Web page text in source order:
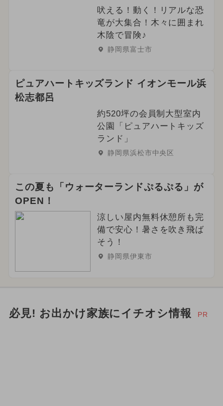
吠える！動く！リアルな恐
竜が大集合！木々に囲まれ
木陰で冒険♪
静岡県富士市
ピュアハートキッズランド イオンモール浜
松志都呂
約520坪の会員制大型室内
公園「ピュアハートキッズ
ランド」
静岡県浜松市中央区
この夏も「ウォーターランドぷるぷる」が
OPEN！
涼しい屋内無料休憩所も完
備で安心！暑さを吹き飛ば
そう！
静岡県伊東市
必見! お出かけ家族にイチオシ情報 PR